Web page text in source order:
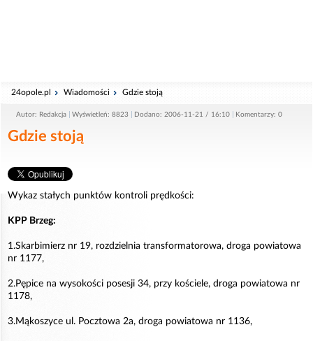
24opole.pl Wiadomości Gdzie stoją
Autor: Redakcja Wyświetleń: 8823 Dodano: 2006-11-21 / 16:10 Komentarzy: 0
Gdzie stoją
Wykaz stałych punktów kontroli prędkości:
KPP Brzeg:
1.Skarbimierz nr 19, rozdzielnia transformatorowa, droga powiatowa
nr 1177,
2.Pępice na wysokości posesji 34, przy kościele, droga powiatowa nr
1178,
3.Mąkoszyce ul. Pocztowa 2a, droga powiatowa nr 1136,